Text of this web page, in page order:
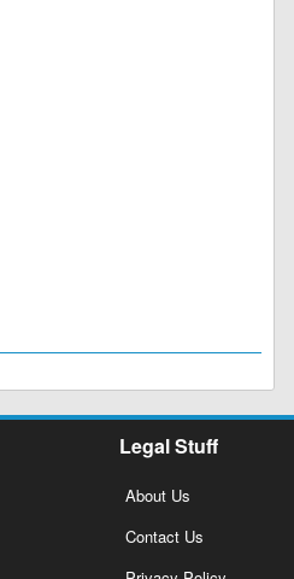
Legal Stuff
About Us
Contact Us